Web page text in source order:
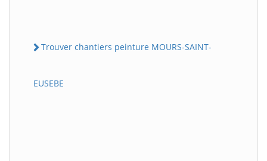
Trouver chantiers peinture MOURS-SAINT-
EUSEBE